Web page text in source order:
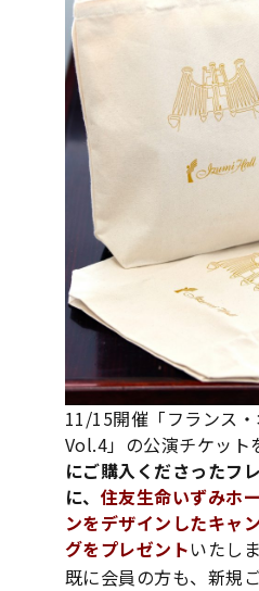
11/15開催「フランス
Vol.4」の公演チケット
にご購入くださったフ
に、 住友生命いずみホ
ンをデザインしたキャ
グをプレゼントいたしま
既に会員の方も、新規